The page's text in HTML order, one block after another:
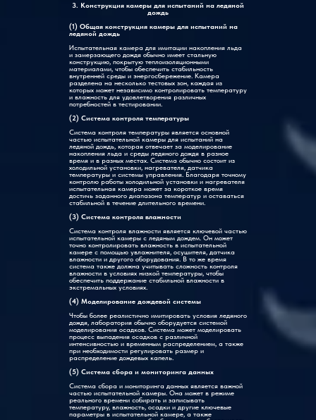
3. Конструкция камеры для испытаний на ледяной
дождь
(1) Общая конструкция камеры для испытаний на
ледяной дождь
Испытательная камера для имитации накопления льда
и замерзающего дождя обычно имеет стальную
конструкцию, покрытую теплоизоляционными
материалами, чтобы обеспечить стабильность
внутренней среды и энергосбережение. Камера
разделена на несколько тестовых зон, каждая из
которых может независимо контролировать температуру
и влажность для удовлетворения различных
потребностей в тестировании.
(2) Система контроля температуры
Система контроля температуры является основной
частью испытательной камеры для испытаний на
ледяной дождь, которая отвечает за моделирование
накопления льда и среды ледяного дождя в разное
время и в разных местах. Система обычно состоит из
холодильной установки, нагревателя, датчика
температуры и системы управления. Благодаря точному
контролю работы холодильной установки и нагревателя
испытательная камера может за короткое время
достичь заданного диапазона температур и оставаться
стабильной в течение длительного времени.
(3) Система контроля влажности
Система контроля влажности является ключевой частью
испытательной камеры с ледяным дождем. Он может
точно контролировать влажность в испытательной
камере с помощью увлажнителя, осушителя, датчика
влажности и другого оборудования. В то же время
система также должна учитывать сложность контроля
влажности в условиях низкой температуры, чтобы
обеспечить поддержание стабильной влажности в
экстремальных условиях.
(4) Моделирование дождевой системы
Чтобы более реалистично имитировать условия ледяного
дождя, лаборатория обычно оборудуется системой
моделирования осадков. Система может моделировать
процесс выпадения осадков с различной
интенсивностью и временным распределением, а также
при необходимости регулировать размер и
распределение дождевых капель.
(5) Система сбора и мониторинга данных
Система сбора и мониторинга данных является важной
частью испытательной камеры. Она может в режиме
реального времени собирать и записывать
температуру, влажность, осадки и другие ключевые
параметры в испытательной камере, а также